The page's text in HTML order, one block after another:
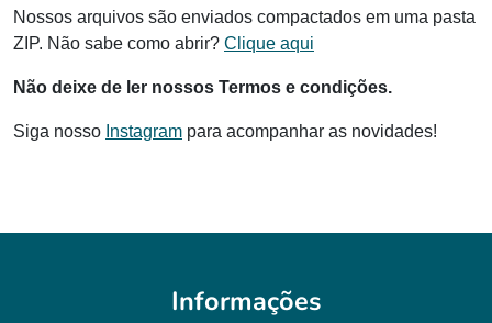
Nossos arquivos são enviados compactados em uma pasta
ZIP. Não sabe como abrir? Clique aqui
Não deixe de ler nossos Termos e condições.
Siga nosso Instagram para acompanhar as novidades!
Informações